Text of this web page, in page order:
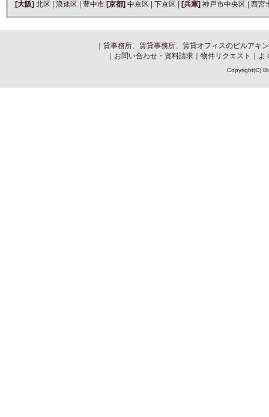
[大阪] 北区 浪速区 豊中市 [京都] 中京区 下京区 [兵庫] 神戸市中央区 西宮
貸事務所、賃貸事務所、賃貸オフィスのビルアキ
お問い合わせ・資料請求 物件リクエスト よ
Copyright(C)